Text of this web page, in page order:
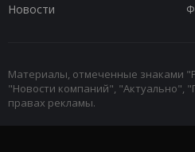
Новости
Материалы, отмеченные знаками
"Новости компаний", "Актуально",
правах рекламы.